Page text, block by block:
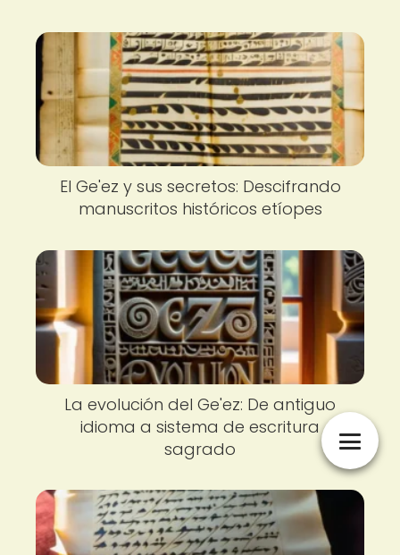
El Ge'ez y sus secretos: Descifrando
manuscritos históricos etíopes
La evolución del Ge'ez: De antiguo
idioma a sistema de escritura
sagrado